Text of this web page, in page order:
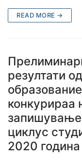
READ MORE →
резултати
конкурираа
запишување
циклус
2020